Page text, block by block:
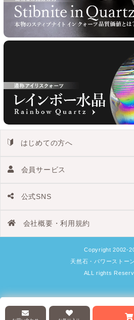
はじめての方へ
会員サービス
公式SNS
会社概要・利用規約
Copyright 2002-
天然石・パワーストー
ALL rights